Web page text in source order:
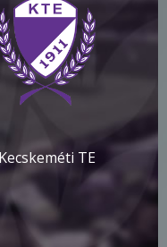
Kecskeméti TE